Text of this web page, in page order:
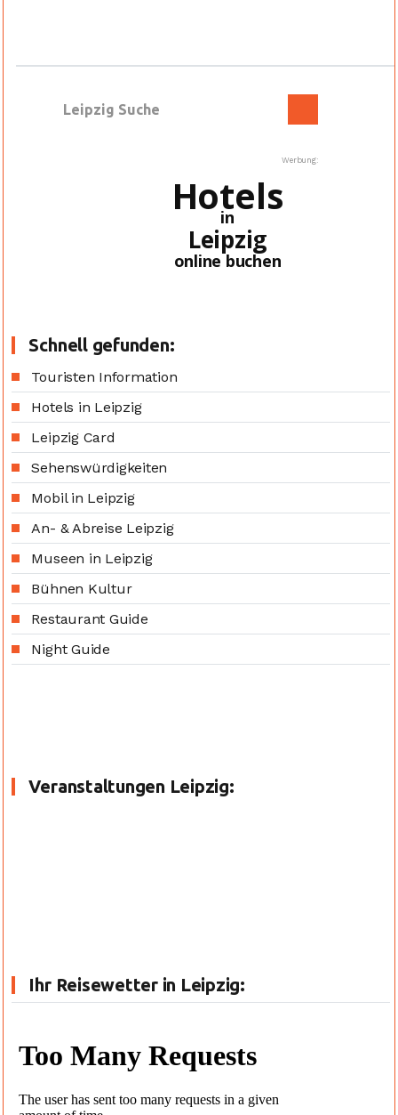
Werbung:
Hotels
in
Leipzig
online buchen
Schnell gefunden:
Touristen Information
Hotels in Leipzig
Leipzig Card
Sehenswürdigkeiten
Mobil in Leipzig
An- & Abreise Leipzig
Museen in Leipzig
Bühnen Kultur
Restaurant Guide
Night Guide
Veranstaltungen Leipzig:
Ihr Reisewetter in Leipzig: